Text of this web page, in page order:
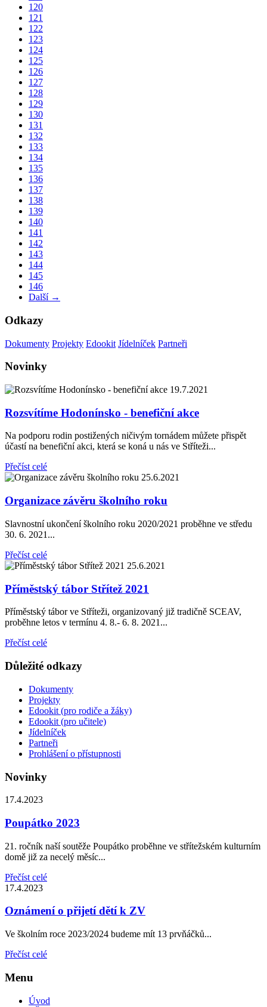
120
121
122
123
124
125
126
127
128
129
130
131
132
133
134
135
136
137
138
139
140
141
142
143
144
145
146
Další →
Odkazy
Dokumenty Projekty Edookit Jídelníček Partneři
Novinky
19.7.2021
Rozsvítíme Hodonínsko - benefiční akce
Na podporu rodin postižených ničivým tornádem můžete přispět
účastí na benefiční akci, která se koná u nás ve Stříteži...
Přečíst celé
25.6.2021
Organizace závěru školního roku
Slavnostní ukončení školního roku 2020/2021 proběhne ve středu
30. 6. 2021...
Přečíst celé
25.6.2021
Příměstský tábor Střítež 2021
Příměstský tábor ve Stříteži, organizovaný již tradičně SCEAV,
proběhne letos v termínu 4. 8.- 6. 8. 2021...
Přečíst celé
Důležité odkazy
Dokumenty
Projekty
Edookit (pro rodiče a žáky)
Edookit (pro učitele)
Jídelníček
Partneři
Prohlášení o přístupnosti
Novinky
17.4.2023
Poupátko 2023
21. ročník naší soutěže Poupátko proběhne ve střítežském kulturním
domě již za necelý měsíc...
Přečíst celé
17.4.2023
Oznámení o přijetí dětí k ZV
Ve školním roce 2023/2024 budeme mít 13 prvňáčků...
Přečíst celé
Menu
Úvod